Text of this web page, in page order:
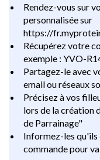
Rendez-vous sur
personnalisée sur
https://
Récupérez votre
exemple : YVO-
Partagez-le avec
email ou réseaux
Précisez à vos
lors de la création
de Parrainage"
Informez-les
commande pour